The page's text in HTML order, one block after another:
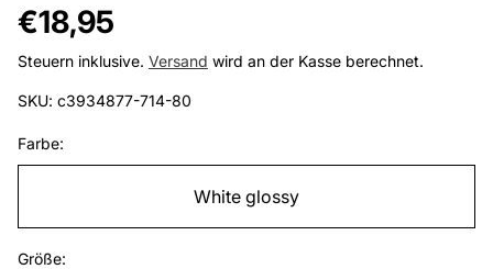
Regulärer
Preis
€18,95
Steuern inklusive. Versand wird an der Kasse berechnet.
SKU: c3934877-714-80
Farbe:
White glossy
Größe: